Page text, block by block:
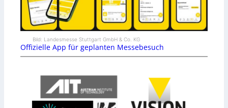
Bild: Landesmesse Stuttgart GmbH & Co. KG
Offizielle App für geplanten Messebesuch